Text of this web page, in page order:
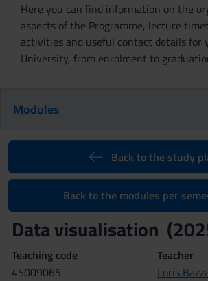
Here you can find information on the
aspects of the Programme, lecture
activities and useful contact details for
University, from enrolment to
Modules
Back to the study
Back to the modules per
Data visualisation
Teaching code
4S009065
Teacher
Loris